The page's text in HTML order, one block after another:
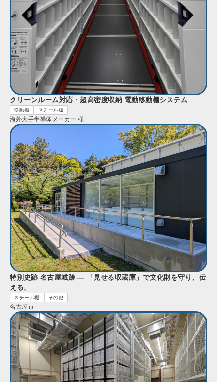
クリーンルーム対応・超高密度収納 電動移動棚システム
移動棚 スチール棚
海外大手半導体メーカー 様
特別史跡 名古屋城跡 — 「見せる収蔵庫」で文化財を守り、伝
える。
スチール棚 その他
名古屋市